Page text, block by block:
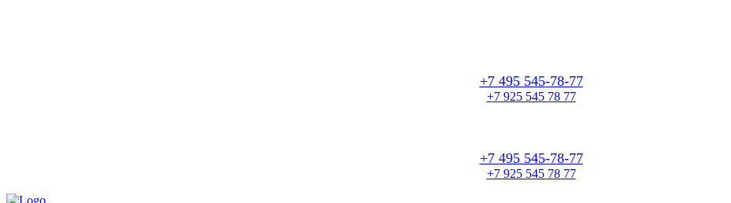
+7 495 545-78-77
+7 925 545 78 77
+7 495 545-78-77
+7 925 545 78 77